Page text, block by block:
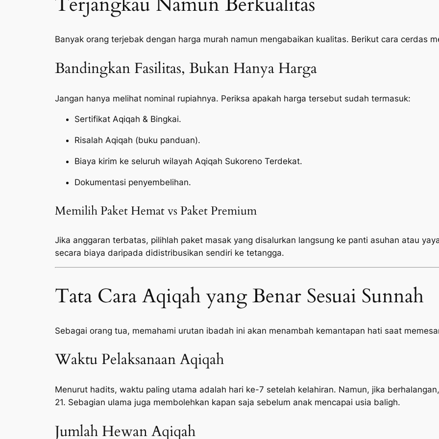
Banyak orang terjebak dengan harga murah namun mengabaikan kualitas. Berikut cara cerdas
Bandingkan Fasilitas, Bukan Hanya Harga
Jangan hanya melihat nominal rupiahnya. Periksa apakah harga tersebut sudah termasuk:
Sertifikat Aqiqah & Bingkai.
Risalah Aqiqah (buku panduan).
Biaya kirim ke seluruh wilayah Aqiqah Sukoreno Terdekat.
Dokumentasi penyembelihan.
Memilih Paket Hemat vs Paket Premium
Jika anggaran terbatas, pilihlah paket masak yang disalurkan langsung ke panti asuhan atau
secara biaya daripada didistribusikan sendiri ke tetangga.
Tata Cara Aqiqah yang Benar Sesuai Sunnah
Sebagai orang tua, memahami urutan ibadah ini akan menambah kemantapan hati saat
Waktu Pelaksanaan Aqiqah
Menurut hadits, waktu paling utama adalah hari ke-7 setelah kelahiran. Namun, jika
21. Sebagian ulama juga membolehkan kapan saja sebelum anak mencapai usia baligh.
Jumlah Hewan Aqiqah